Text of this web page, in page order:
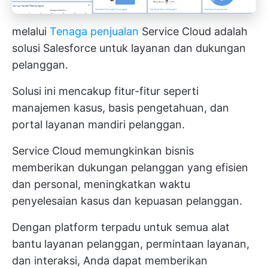
melalui Tenaga penjualan Service Cloud adalah
solusi Salesforce untuk layanan dan dukungan
pelanggan.
Solusi ini mencakup fitur-fitur seperti
manajemen kasus, basis pengetahuan, dan
portal layanan mandiri pelanggan.
Service Cloud memungkinkan bisnis
memberikan dukungan pelanggan yang efisien
dan personal, meningkatkan waktu
penyelesaian kasus dan kepuasan pelanggan.
Dengan platform terpadu untuk semua alat
bantu layanan pelanggan, permintaan layanan,
dan interaksi, Anda dapat memberikan